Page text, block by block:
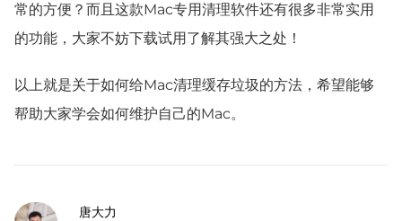
常的方便？而且这款Mac专用清理软件还有很多非常实用
的功能，大家不妨下载试用了解其强大之处！
以上就是关于如何给Mac清理缓存垃圾的方法，希望能够
帮助大家学会如何维护自己的Mac。
唐大力